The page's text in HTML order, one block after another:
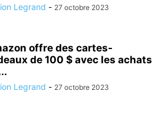
Legrand - 27 octobre 2023
offre des cartes-
de 100 $ avec les achats
Legrand - 27 octobre 2023